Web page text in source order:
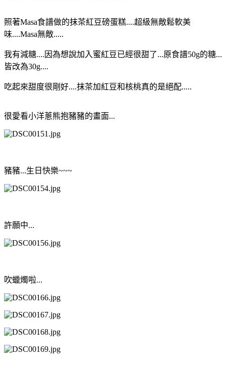
照著Masa食譜做的抹茶紅豆磅蛋糕....超級無敵鬆軟美
味....Masa無敵.....
我有減糖....因為想說加入蜜紅豆已經很甜了...原食譜50g的糖...
皆改為30g....
吃起來甜度很剛好....抹茶加紅豆和核桃真的是絕配.....
很愛看小洋蔥熊抱豬豬的畫面...
豬豬...生日快樂~~~
許願中...
吹蠟燭啦...